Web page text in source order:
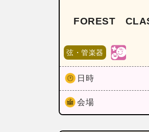
FOREST
弦・管楽器
日時
会場